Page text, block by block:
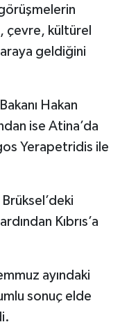
çevre, kültürel
geldiğini
Hakan
ise Atina’da
Yerapetridis ile
Kıbrıs’a
ayındaki
sonuç elde